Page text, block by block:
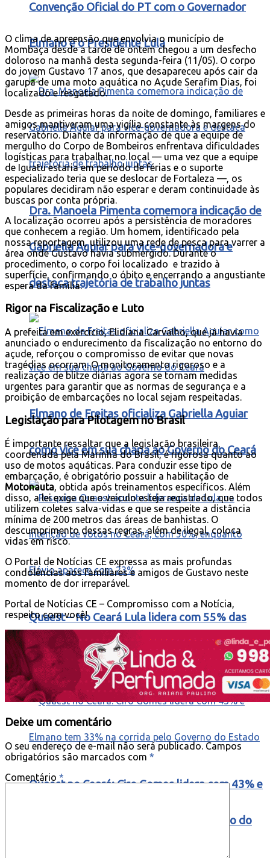
Convenção Oficial do PT com o Governador
Elmano e o Presidente Lula
Dra. Manoela Pimenta comemora indicação de
Gabriella Aguiar para vice-governadora e
destaca trajetória de trabalho juntas
Elmano de Freitas oficializa Gabriella Aguiar
como vice em sua chapa ao Governo do Ceará
Quaest – No Ceará Lula lidera com 55% das
intenções de voto e Flavio aparece com 22%
Quaest no Ceará: Ciro Gomes lidera com 43% e
Elmano tem 33% na corrida pelo Governo do
O clima de apreensão que envolvia o município de
Mombaça desde a tarde de ontem chegou a um desfecho
doloroso na manhã desta segunda-feira (11/05). O corpo
do jovem Gustavo 17 anos, que desapareceu após cair da
garupa de uma moto aquática no Açude Serafim Dias, foi
localizado e resgatado.
Desde as primeiras horas da noite de domingo, familiares e
amigos mantiveram uma vigília constante às margens do
reservatório. Diante da informação de que a equipe de
mergulho do Corpo de Bombeiros enfrentava dificuldades
logísticas para trabalhar no local — uma vez que a equipe
de Iguatu estaria em período de férias e o suporte
especializado teria que se deslocar de Fortaleza —, os
populares decidiram não esperar e deram continuidade às
buscas por conta própria.
A localização ocorreu após a persistência de moradores
que conhecem a região. Um homem, identificado pela
nossa reportagem, utilizou uma rede de pesca para varrer a
área onde Gustavo havia submergido. Durante o
procedimento, o corpo foi localizado e trazido à
superfície, confirmando o óbito e encerrando a angustiante
espera da família.
Rigor na Fiscalização e Luto
A prefeita em exercício, Elidiana Carvalho, que já havia
anunciado o endurecimento da fiscalização no entorno do
açude, reforçou o compromisso de evitar que novas
tragédias ocorram. O monitoramento rigoroso e a
realização de blitze diárias agora se tornam medidas
urgentes para garantir que as normas de segurança e a
proibição de embarcações no local sejam respeitadas.
Legislação para Pilotagem no Brasil
É importante ressaltar que a legislação brasileira,
coordenada pela Marinha do Brasil, é rigorosa quanto ao
uso de motos aquáticas. Para conduzir esse tipo de
embarcação, é obrigatório possuir a habilitação de
Motonauta, obtida após treinamentos específicos. Além
disso, a lei exige que o veículo esteja registrado, que todos
utilizem coletes salva-vidas e que se respeite a distância
mínima de 200 metros das áreas de banhistas. O
descumprimento dessas regras, além de ilegal, coloca
vidas em risco.
O Portal de Notícias CE expressa as mais profundas
condolências aos familiares e amigos de Gustavo neste
momento de dor irreparável.
Portal de Notícias CE – Compromisso com a Notícia,
respeito com você!
Deixe um comentário
O seu endereço de e-mail não será publicado. Campos
obrigatórios são marcados com *
Comentário *